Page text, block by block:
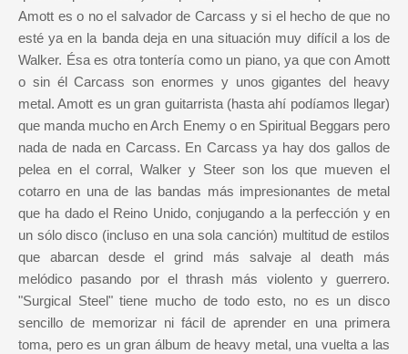
Amott es o no el salvador de Carcass y si el hecho de que no
esté ya en la banda deja en una situación muy difícil a los de
Walker. Ésa es otra tontería como un piano, ya que con Amott
o sin él Carcass son enormes y unos gigantes del heavy
metal. Amott es un gran guitarrista (hasta ahí podíamos llegar)
que manda mucho en Arch Enemy o en Spiritual Beggars pero
nada de nada en Carcass. En Carcass ya hay dos gallos de
pelea en el corral, Walker y Steer son los que mueven el
cotarro en una de las bandas más impresionantes de metal
que ha dado el Reino Unido, conjugando a la perfección y en
un sólo disco (incluso en una sola canción) multitud de estilos
que abarcan desde el grind más salvaje al death más
melódico pasando por el thrash más violento y guerrero.
"Surgical Steel" tiene mucho de todo esto, no es un disco
sencillo de memorizar ni fácil de aprender en una primera
toma, pero es un gran álbum de heavy metal, una vuelta a las